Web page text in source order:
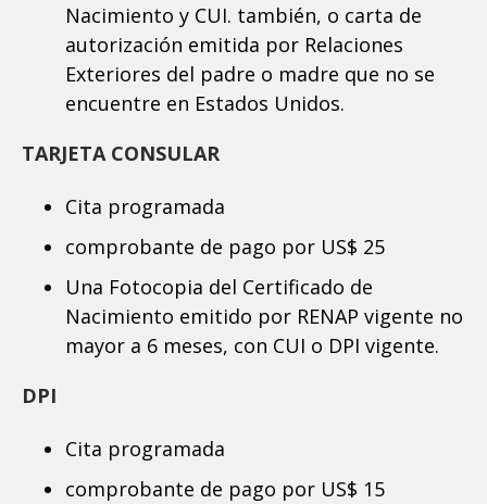
Nacimiento y CUI. también, o carta de
autorización emitida por Relaciones
Exteriores del padre o madre que no se
encuentre en Estados Unidos.
TARJETA CONSULAR
Cita programada
comprobante de pago por US$ 25
Una Fotocopia del Certificado de
Nacimiento emitido por RENAP vigente no
mayor a 6 meses, con CUI o DPI vigente.
DPI
Cita programada
comprobante de pago por US$ 15